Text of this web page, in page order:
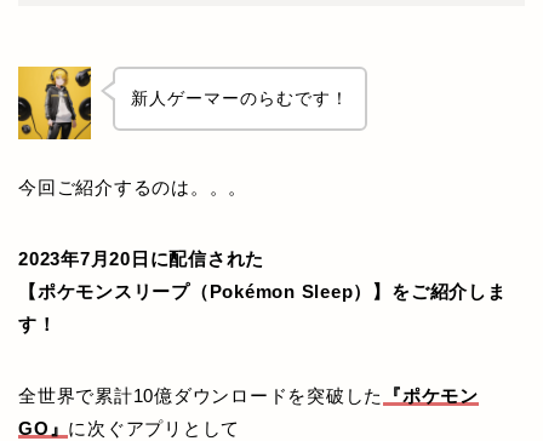
新人ゲーマーのらむです！
今回ご紹介するのは。。。
2023年7月20日に配信された
【ポケモンスリープ（Pokémon Sleep）】をご紹介しま
す！
全世界で累計10億ダウンロードを突破した
『ポケモン
GO』 に次ぐアプリとして